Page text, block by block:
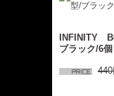
INFINITY
ブラック/6個